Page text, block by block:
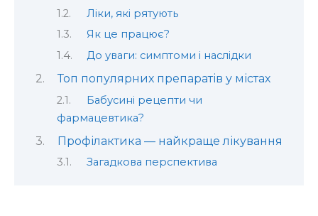
Ліки, які рятують
Як це працює?
До уваги: симптоми і наслідки
Топ популярних препаратів у містах
Бабусині рецепти чи
фармацевтика?
Профілактика — найкраще лікування
Загадкова перспектива